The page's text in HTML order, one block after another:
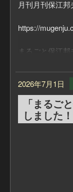
う場合がござい
「月刊保江邦
話が聞けるこ
公開収録終了後
を設けています
保江さんに直
ません。
公開収録で、
■月刊保江邦夫
月刊月刊保江
https://
まるごと保江邦
https://
2026年7月1日
「まるご
しました！